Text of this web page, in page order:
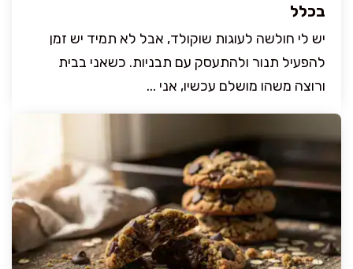
בכלל
יש לי חולשה לעוגות שוקולד, אבל לא תמיד יש זמן
להפעיל תנור ולהתעסק עם תבניות. כשאני בבית
ורוצה משהו מושלם עכשיו, אני ...